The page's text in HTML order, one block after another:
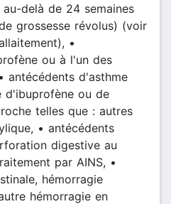
delà de 24 semaines
grossesse révolus) (voir
•
ou à l'un des
antécédents d'asthme
d'ibuprofène ou de
telles que : autres
• antécédents
digestive au
par AINS, •
hémorragie
hémorragie en